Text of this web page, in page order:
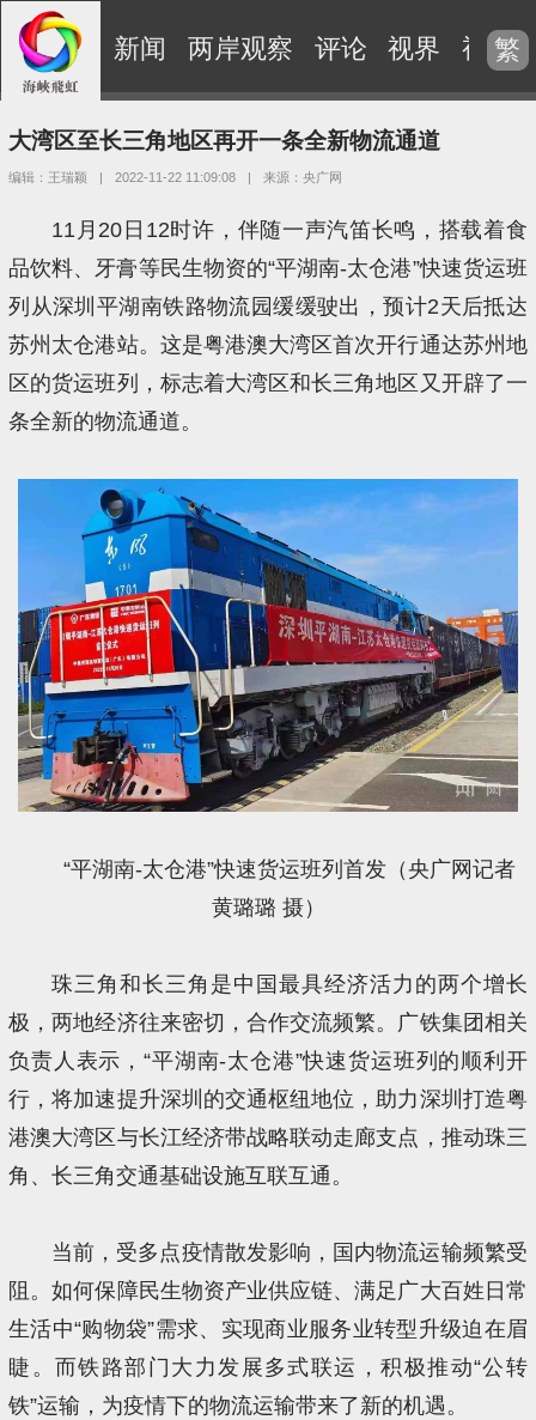
新闻 两岸观察 评论 视界 视频
繁
大湾区至长三角地区再开一条全新物流通道
编辑：王瑞颖 | 2022-11-22 11:09:08 | 来源：央广网
11月20日12时许，伴随一声汽笛长鸣，搭载着食
品饮料、牙膏等民生物资的“平湖南-太仓港”快速货运班
列从深圳平湖南铁路物流园缓缓驶出，预计2天后抵达
苏州太仓港站。这是粤港澳大湾区首次开行通达苏州地
区的货运班列，标志着大湾区和长三角地区又开辟了一
条全新的物流通道。
“平湖南-太仓港”快速货运班列首发（央广网记者
黄璐璐 摄）
珠三角和长三角是中国最具经济活力的两个增长
极，两地经济往来密切，合作交流频繁。广铁集团相关
负责人表示，“平湖南-太仓港”快速货运班列的顺利开
行，将加速提升深圳的交通枢纽地位，助力深圳打造粤
港澳大湾区与长江经济带战略联动走廊支点，推动珠三
角、长三角交通基础设施互联互通。
当前，受多点疫情散发影响，国内物流运输频繁受
阻。如何保障民生物资产业供应链、满足广大百姓日常
生活中“购物袋”需求、实现商业服务业转型升级迫在眉
睫。而铁路部门大力发展多式联运，积极推动“公转
铁”运输，为疫情下的物流运输带来了新的机遇。